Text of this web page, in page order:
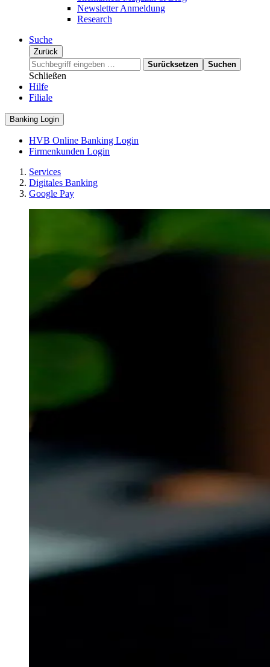
Newsletter Anmeldung
Research
Suche
Zurück
Surücksetzen
Suchen
Schließen
Hilfe
Filiale
Banking Login
HVB Online Banking Login
Firmenkunden Login
Services
Digitales Banking
Google Pay